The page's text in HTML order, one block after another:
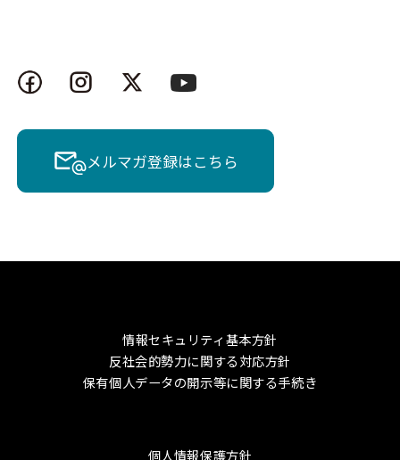
メルマガ登録はこちら
情報セキュリティ基本方針
反社会的勢力に関する対応方針
保有個人データの開示等に関する手続き
個人情報保護方針